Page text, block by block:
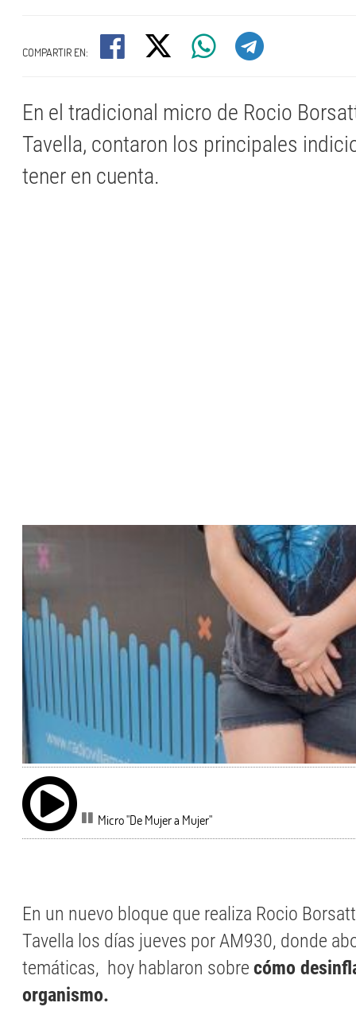
COMPARTIR EN:
En el tradicional micro de Rocio
Tavella, contaron los principales
tener en cuenta.
Micro "De Mujer a Mujer"
En un nuevo bloque que realiza Rocio
Tavella los días jueves por AM930, donde
temáticas, hoy hablaron sobrecómo
organismo.